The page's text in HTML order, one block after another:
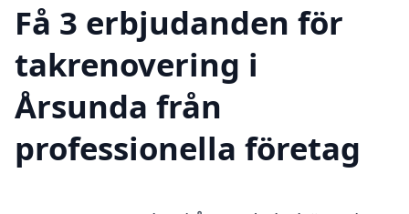
Få 3 erbjudanden för
takrenovering i
Årsunda från
professionella företag